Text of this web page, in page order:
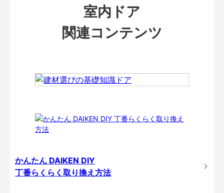
室内ドア
関連コンテンツ
かんたん DAIKEN DIY
丁番らくらく取り換え方法